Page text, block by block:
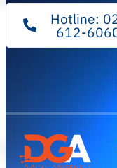
Hotline:
612-